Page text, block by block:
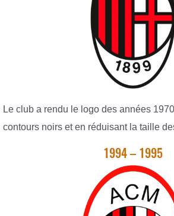
Le club a rendu le logo des années
contours noirs et en réduisant la taille
1994 – 1995